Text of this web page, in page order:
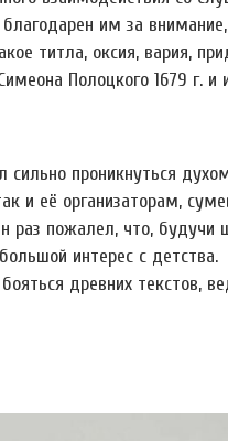
им за
титла, оксия, вария,
Полоцкого 1679 г. и
проникнуться
и её организаторам,
раз пожалел, что, будучи
интерес с детства.
древних текстов,